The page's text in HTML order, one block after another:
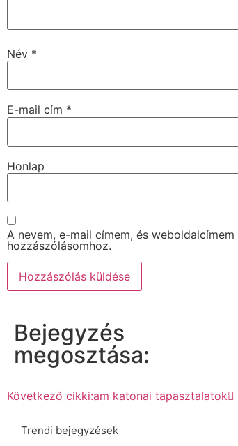
Név *
E-mail cím *
Honlap
A nevem, e-mail címem, és
hozzászólásomhoz.
Bejegyzés
megosztása:
Következő cikki:am katonai tapasztalatok
Trendi bejegyzések